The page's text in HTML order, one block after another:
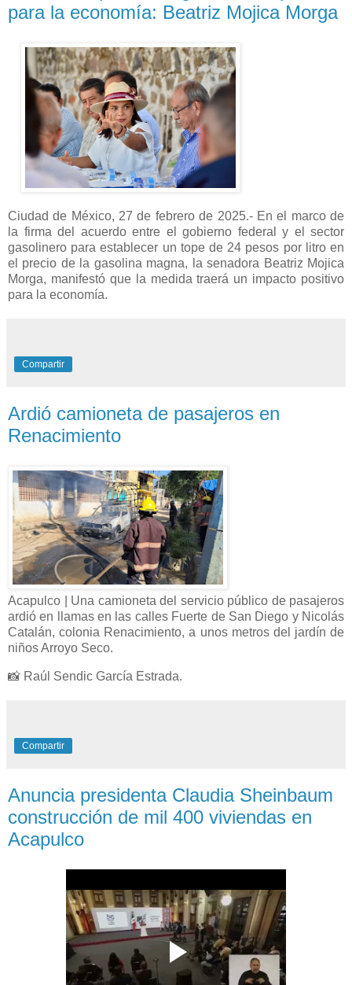
para la economía: Beatriz Mojica Morga
Ciudad de México, 27 de febrero de 2025.- En el marco de
la firma del acuerdo entre el gobierno federal y el sector
gasolinero para establecer un tope de 24 pesos por litro en
el precio de la gasolina magna, la senadora Beatriz Mojica
Morga, manifestó que la medida traerá un impacto positivo
para la economía.
Compartir
Ardió camioneta de pasajeros en
Renacimiento
Acapulco | Una camioneta del servicio público de pasajeros
ardió en llamas en las calles Fuerte de San Diego y Nicolás
Catalán, colonia Renacimiento, a unos metros del jardín de
niños Arroyo Seco.
📸 Raúl Sendic García Estrada.
Compartir
Anuncia presidenta Claudia Sheinbaum
construcción de mil 400 viviendas en
Acapulco